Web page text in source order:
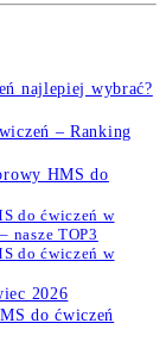
najlepiej wybrać?
– Ranking
HMS do
do ćwiczeń w
nasze TOP3
do ćwiczeń w
2026
do ćwiczeń